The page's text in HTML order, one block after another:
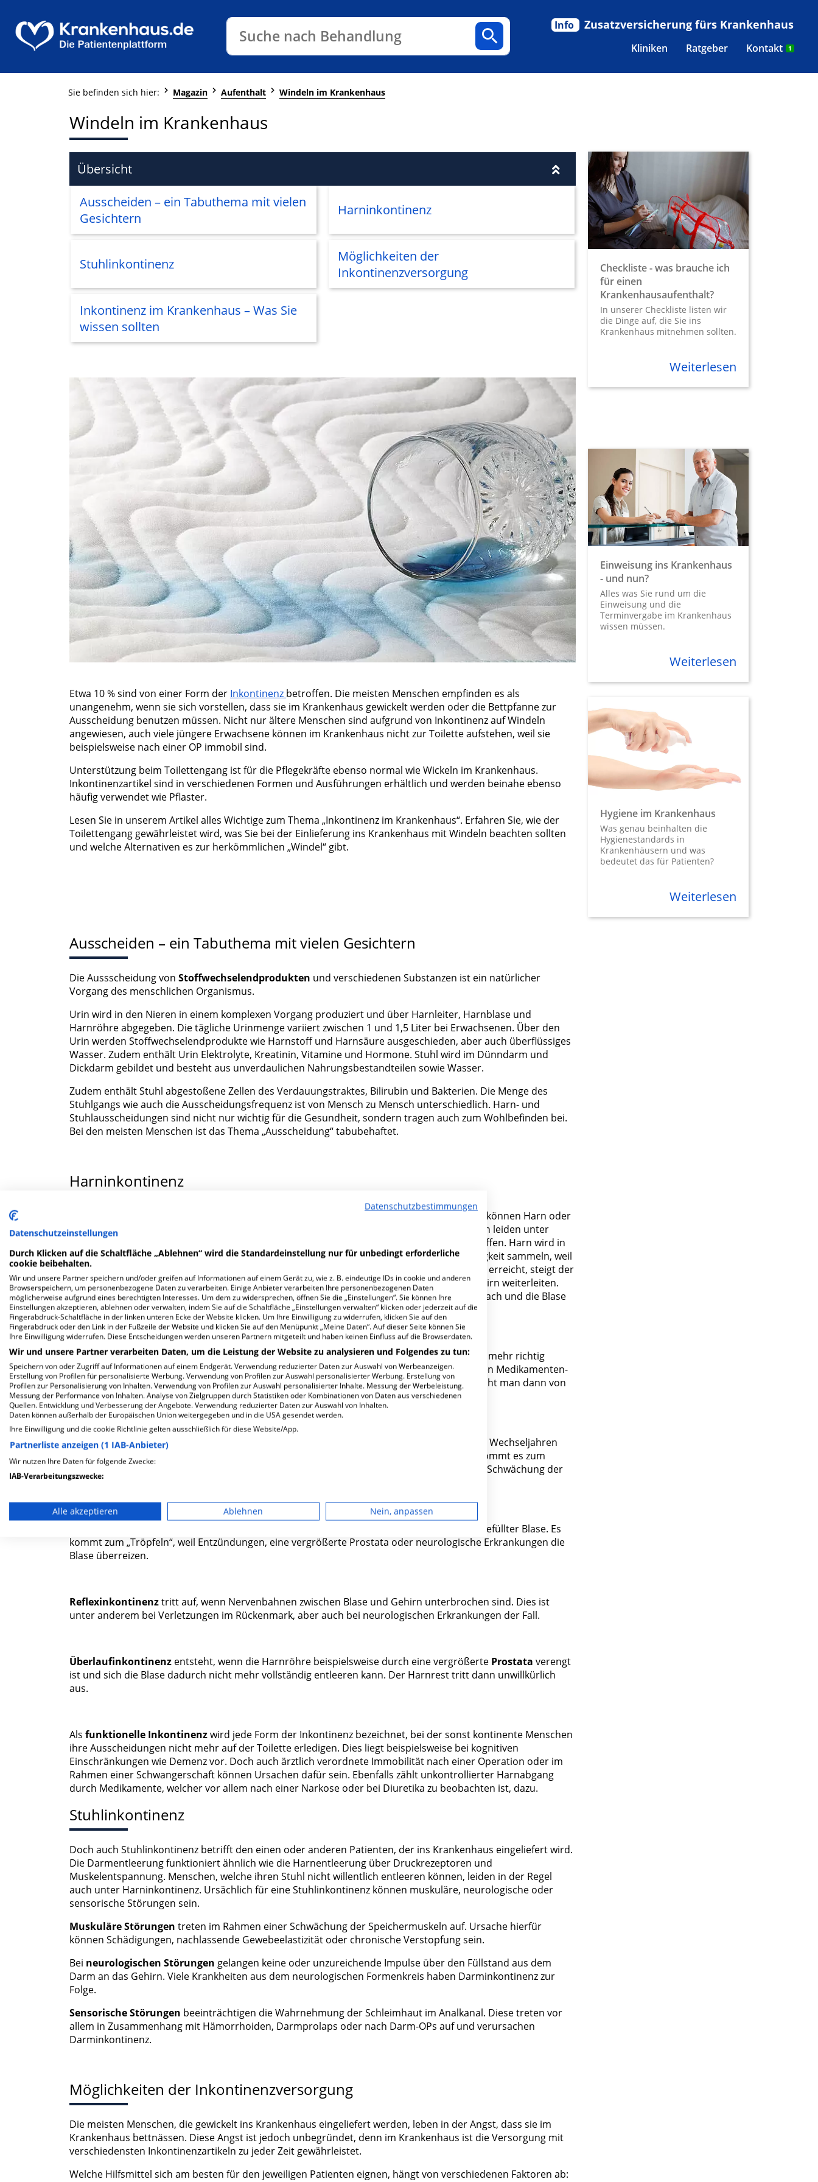
Suche nach Behandlung
Kliniken
Ratgeber Kontakt 1
Info Zusatzversicherung fürs Krankenhaus
Sie befinden sich hier: Magazin Aufenthalt Windeln im Krankenhaus
Windeln im Krankenhaus
Übersicht
Ausscheiden – ein Tabuthema mit vielen
Gesichtern
Harninkontinenz
Stuhlinkontinenz
Möglichkeiten der
Inkontinenzversorgung
Inkontinenz im Krankenhaus – Was Sie
wissen sollten
Etwa 10 % sind von einer Form der Inkontinenz betroffen. Die meisten Menschen empfinden es als
unangenehm, wenn sie sich vorstellen, dass sie im Krankenhaus gewickelt werden oder die Bettpfanne zur
Ausscheidung benutzen müssen. Nicht nur ältere Menschen sind aufgrund von Inkontinenz auf Windeln
angewiesen, auch viele jüngere Erwachsene können im Krankenhaus nicht zur Toilette aufstehen, weil sie
beispielsweise nach einer OP immobil sind.
Unterstützung beim Toilettengang ist für die Pflegekräfte ebenso normal wie Wickeln im Krankenhaus.
Inkontinenzartikel sind in verschiedenen Formen und Ausführungen erhältlich und werden beinahe ebenso
häufig verwendet wie Pflaster.
Lesen Sie in unserem Artikel alles Wichtige zum Thema „Inkontinenz im Krankenhaus“. Erfahren Sie, wie der
Toilettengang gewährleistet wird, was Sie bei der Einlieferung ins Krankenhaus mit Windeln beachten sollten
und welche Alternativen es zur herkömmlichen „Windel“ gibt.
Ausscheiden – ein Tabuthema mit vielen Gesichtern
Die Aussscheidung von Stoffwechselendprodukten und verschiedenen Substanzen ist ein natürlicher
Vorgang des menschlichen Organismus.
Urin wird in den Nieren in einem komplexen Vorgang produziert und über Harnleiter, Harnblase und
Harnröhre abgegeben. Die tägliche Urinmenge variiert zwischen 1 und 1,5 Liter bei Erwachsenen. Über den
Urin werden Stoffwechselendprodukte wie Harnstoff und Harnsäure ausgeschieden, aber auch überflüssiges
Wasser. Zudem enthält Urin Elektrolyte, Kreatinin, Vitamine und Hormone. Stuhl wird im Dünndarm und
Dickdarm gebildet und besteht aus unverdaulichen Nahrungsbestandteilen sowie Wasser.
Zudem enthält Stuhl abgestoßene Zellen des Verdauungstraktes, Bilirubin und Bakterien. Die Menge des
Stuhlgangs wie auch die Ausscheidungsfrequenz ist von Mensch zu Mensch unterschiedlich. Harn- und
Stuhlausscheidungen sind nicht nur wichtig für die Gesundheit, sondern tragen auch zum Wohlbefinden bei.
Bei den meisten Menschen ist das Thema „Ausscheidung“ tabubehaftet.
Harninkontinenz
Mindestens 4 von 10 Menschen leiden unter einer Form der Inkontinenz. Das bedeutet, sie können Harn oder
Stuhl nicht kontrolliert abgeben. Die Ursachen können vielfältig sein. Die meisten Menschen leiden unter
Harninkontinenz. Diese tritt meist im Alter auf, doch es kann auch jüngere Menschen betreffen. Harn wird in
den Nieren produziert und letztlich in der Blase gesammelt. Diese kann bis zu 1 Liter Flüssigkeit sammeln, weil
dieSchließmuskeln
im Beckenboden anspannen. Ist ein bestimmter Füllstand in der Blase erreicht, steigt der
Druck. In der Blasenwand sitzen Rezeptoren, welche diesen Druck erfassen und an das Gehirn weiterleiten.
Erst wenn das Gehirn hemmende Signale sendet, lässt die Spannung der Schließmuskeln nach und die Blase
entleert sich.
Harninkontinenzliegt dann vor, wenn einzelne Elemente dieses komplexen Systems nicht mehr richtig
funktionieren oder Menschen Hilfestellungen beim Toilettengang benötigen. Ebenso können Medikamenten-
Nebenwirkungen zu unkontrolliertem Harnabgang führen. Je nach Art der Erkrankung spricht man dann von
Belastungs-, Drang-, Reflex-, Überlauf- oder funktioneller Inkontinenz.
Belastungsinkontinenz
tritt vor allem bei Frauen nach einer Schwangerschaft oder in den Wechseljahren
auf, bei Männern ist Übergewicht die häufigste Ursache. Bei einer Belastungsinkontinenz kommt es zum
Harnabgang nach Niesen, Husten oder beim Heben von schweren Lasten. Ursache ist eine Schwächung der
Beckenbodenmuskulatur, die dann die Harnröhre nicht mehr ausreichend verschließt.
verspüren Betroffene ständigen Harndrang, selbst bei nicht gefüllter Blase. Es
kommt zum „Tröpfeln“, weil Entzündungen, eine vergrößerte Prostata oder neurologische Erkrankungen die
Blase überreizen.
Reflexinkontinenztritt auf, wenn Nervenbahnen zwischen Blase und Gehirn unterbrochen sind. Dies ist
unter anderem bei Verletzungen im Rückenmark, aber auch bei neurologischen Erkrankungen der Fall.
Überlaufinkontinenz entsteht, wenn die Harnröhre beispielsweise durch eine vergrößerte Prostata verengt
ist und sich die Blase dadurch nicht mehr vollständig entleeren kann. Der Harnrest tritt dann unwillkürlich
aus.
Als funktionelle Inkontinenzwird jede Form der Inkontinenz bezeichnet, bei der sonst kontinente Menschen
ihre Ausscheidungen nicht mehr auf der Toilette erledigen. Dies liegt beispielsweise bei kognitiven
Einschränkungen wie Demenz vor. Doch auch ärztlich verordnete Immobilität nach einer Operation oder im
Rahmen einer Schwangerschaft können Ursachen dafür sein. Ebenfalls zählt unkontrollierter Harnabgang
durch Medikamente, welcher vor allem nach einer Narkose oder bei Diuretika zu beobachten ist, dazu.
Stuhlinkontinenz
Doch auch Stuhlinkontinenz betrifft den einen oder anderen Patienten, der ins Krankenhaus eingeliefert wird.
Die Darmentleerung funktioniert ähnlich wie die Harnentleerung über Druckrezeptoren und
Muskelentspannung. Menschen, welche ihren Stuhl nicht willentlich entleeren können, leiden in der Regel
auch unter Harninkontinenz. Ursächlich für eine Stuhlinkontinenz können muskuläre, neurologische oder
sensorische Störungen sein.
Muskuläre Störungen treten im Rahmen einer Schwächung der Speichermuskeln auf. Ursache hierfür
können Schädigungen, nachlassende Gewebeelastizität oder chronische Verstopfung sein.
Bei neurologischen Störungen gelangen keine oder unzureichende Impulse über den Füllstand aus dem
Darm an das Gehirn. Viele Krankheiten aus dem neurologischen Formenkreis haben Darminkontinenz zur
Folge.
Sensorische Störungen beeinträchtigen die Wahrnehmung der Schleimhaut im Analkanal. Diese treten vor
allem in Zusammenhang mit Hämorrhoiden, Darmprolaps oder nach Darm-OPs auf und verursachen
Darminkontinenz.
Möglichkeiten der Inkontinenzversorgung
Die meisten Menschen, die gewickelt ins Krankenhaus eingeliefert werden, leben in der Angst, dass sie im
Krankenhaus bettnässen. Diese Angst ist jedoch unbegründet, denn im Krankenhaus ist die Versorgung mit
verschiedensten Inkontinenzartikeln zu jeder Zeit gewährleistet.
Welche Hilfsmittel sich am besten für den jeweiligen Patienten eignen, hängt von verschiedenen Faktoren ab:
Checkliste - was brauche ich
für einen
Krankenhausaufenthalt?
In unserer Checkliste listen wir
die Dinge auf, die Sie ins
Krankenhaus mitnehmen sollten.
Weiterlesen
Einweisung ins Krankenhaus
- und nun?
Alles was Sie rund um die
Einweisung und die
Terminvergabe im Krankenhaus
wissen müssen.
Weiterlesen
Hygiene im Krankenhaus
Was genau beinhalten die
Hygienestandards in
Krankenhäusern und was
bedeutet das für Patienten?
Weiterlesen
Datenschutzbestimmungen
Datenschutzeinstellungen
Durch Klicken auf die Schaltfläche „Ablehnen“ wird die Standardeinstellung nur für unbedingt erforderliche
cookie beibehalten.
Wir und unsere Partner speichern und/oder greifen auf Informationen auf einem Gerät zu, wie z. B. eindeutige IDs in cookie und anderen
Browserspeichern, um personenbezogene Daten zu verarbeiten. Einige Anbieter verarbeiten Ihre personenbezogenen Daten
möglicherweise aufgrund eines berechtigten Interesses. Um dem zu widersprechen, öffnen Sie die „Einstellungen“. Sie können Ihre
Einstellungen akzeptieren, ablehnen oder verwalten, indem Sie auf die Schaltfläche „Einstellungen verwalten“ klicken oder jederzeit auf die
Fingerabdruck-Schaltfläche in der linken unteren Ecke der Website klicken. Um Ihre Einwilligung zu widerrufen, klicken Sie auf den
Fingerabdruck oder den Link in der Fußzeile der Website und klicken Sie auf den Menüpunkt „Meine Daten“. Auf dieser Seite können Sie
Ihre Einwilligung widerrufen. Diese Entscheidungen werden unseren Partnern mitgeteilt und haben keinen Einfluss auf die Browserdaten.
Wir und unsere Partner verarbeiten Daten, um die Leistung der Website zu analysieren und Folgendes zu tun:
Speichern von oder Zugriff auf Informationen auf einem Endgerät. Verwendung reduzierter Daten zur Auswahl von Werbeanzeigen.
Erstellung von Profilen für personalisierte Werbung. Verwendung von Profilen zur Auswahl personalisierter Werbung. Erstellung von
Profilen zur Personalisierung von Inhalten. Verwendung von Profilen zur Auswahl personalisierter Inhalte. Messung der Werbeleistung.
Messung der Performance von Inhalten. Analyse von Zielgruppen durch Statistiken oder Kombinationen von Daten aus verschiedenen
Quellen. Entwicklung und Verbesserung der Angebote. Verwendung reduzierter Daten zur Auswahl von Inhalten.
Daten können außerhalb der Europäischen Union weitergegeben und in die USA gesendet werden.
Ihre Einwilligung und die cookie Richtlinie gelten ausschließlich für diese Website/App.
Partnerliste anzeigen (1 IAB-Anbieter)
Wir nutzen Ihre Daten für folgende Zwecke:
IAB-Verarbeitungszwecke:
Verwendung reduzierter Daten zur Auswahl von Werbeanzeigen
Erstellung von Profilen für personalisierte Werbung
Verwendung von Profilen zur Auswahl personalisierter Inhalte
Messung der Performance von Inhalten
Analyse von Zielgruppen durch Statistiken oder Kombinationen von Daten aus
Entwicklung und Verbesserung der Angebote
Verwendung reduzierter Daten zur Auswahl von Inhalten
IAB-Besonderheiten:
Verwendung genauer Standortdaten
Geräte anhand von aktiv angeforderten Informationen identifizieren
Performance
Alle akzeptieren Ablehnen Nein, anpassen